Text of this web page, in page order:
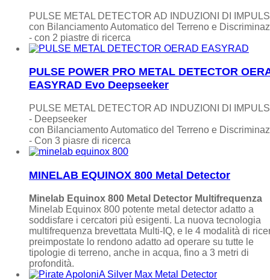
PULSE METAL DETECTOR AD INDUZIONI DI
con Bilanciamento Automatico del Terreno e
- con 2 piastre di ricerca
PULSE POWER PRO METAL DETECTOR
EASYRAD Evo Deepseeker
PULSE METAL DETECTOR AD INDUZIONI DI
- Deepseeker
con Bilanciamento Automatico del Terreno e
- Con 3 piasre di ricerca
MINELAB EQUINOX 800 Metal Detector
Minelab Equinox 800 Metal Detector Multifrequenza
Minelab Equinox 800 potente metal detector adatto a
soddisfare i cercatori più esigenti. La nuova tecnologia
multifrequenza brevettata Multi-IQ, e le 4 modalità di
preimpostate lo rendono adatto ad operare su tutte le
tipologie di terreno, anche in acqua, fino a 3 metri di
profondità.